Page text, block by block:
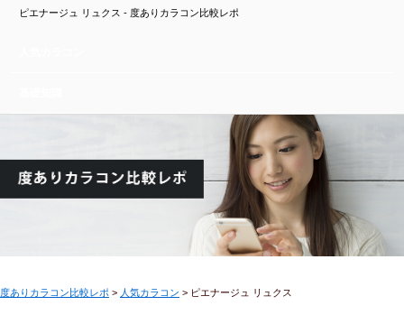
ピエナージュ リュクス - 度ありカラコン比較レポ
度ありカラコン比較レポ > 人気カラコン > ピエナージュ リュクス